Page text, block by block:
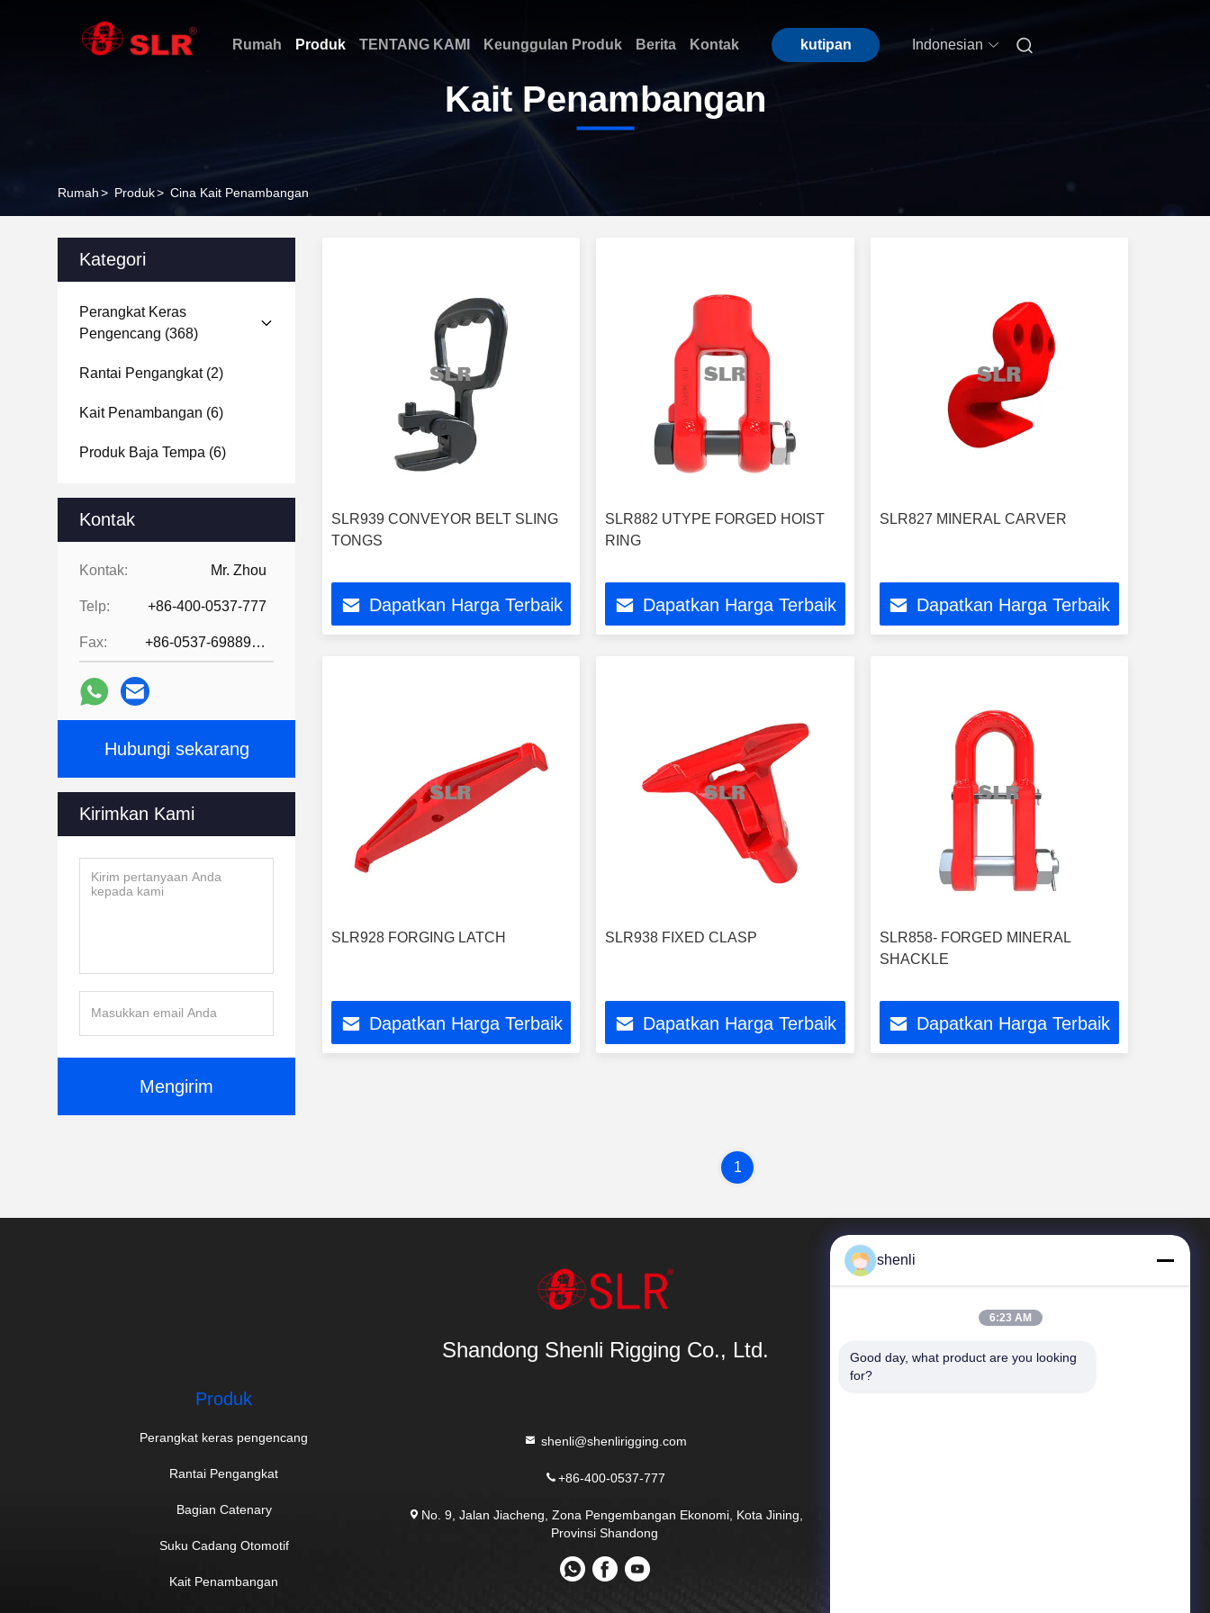
Rumah Produk TENTANG KAMI Keunggulan Produk Berita Kontak kutipan Indonesian 
Kait Penambangan
Rumah> Produk> Cina Kait Penambangan
Kategori
Perangkat Keras
Pengencang (368)
Rantai Pengangkat(2)
Kait Penambangan (6)
Produk Baja Tempa (6)
Kontak
Kontak: Mr. Zhou
Telp: +86-400-0537-777
Fax: +86-0537-6988978
Hubungi sekarang
Kirimkan Kami
Mengirim
SLR939 CONVEYOR BELT SLING
TONGS
Dapatkan Harga Terbaik
SLR882 UTYPE FORGED HOIST
RING
Dapatkan Harga Terbaik
SLR827 MINERAL CARVER
Dapatkan Harga Terbaik
SLR928 FORGING LATCH
Dapatkan Harga Terbaik
SLR938 FIXED CLASP
Dapatkan Harga Terbaik
SLR858- FORGED MINERAL
SHACKLE
Dapatkan Harga Terbaik
1
Shandong Shenli Rigging Co., Ltd.
Produk
Perangkat keras pengencang
Rantai Pengangkat
Bagian Catenary
Suku Cadang Otomotif
Kait Penambangan
shenli@shenlirigging.com
+86-400-0537-777
No. 9, Jalan Jiacheng, Zona Pengembangan Ekonomi, Kota Jining,
Provinsi Shandong
shenli
6:23 AM
Good day, what product are you looking
for?